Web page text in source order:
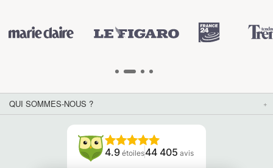
QUI SOMMES-NOUS ?
4.9 étoiles44 405 avis